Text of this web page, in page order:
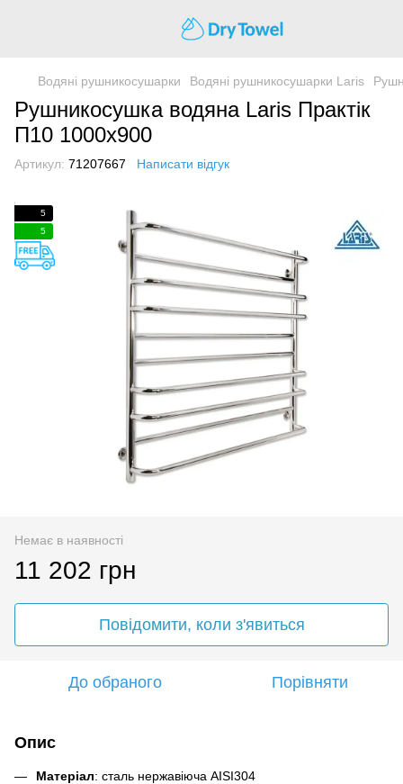
Водяні рушникосушарки Водяні рушникосушарки Laris
Рушникосушка водяна Laris Практік
П10 1000х900
Артикул: 71207667 Написати відгук
5
5
Немає в наявності
11 202 грн
Повідомити, коли з'явиться
До обраного Порівняти
Опис
Матеріал: сталь нержавіюча AISI304